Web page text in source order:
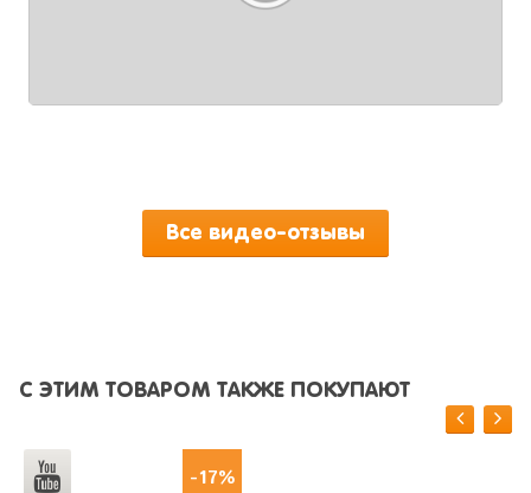
Все видео-отзывы
С ЭТИМ ТОВАРОМ ТАКЖЕ ПОКУПАЮТ
-17%